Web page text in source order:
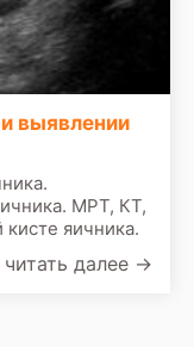
выявлении
МРТ, КТ,
яичника.
читать далее →